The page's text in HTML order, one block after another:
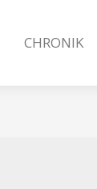
CHRONIK